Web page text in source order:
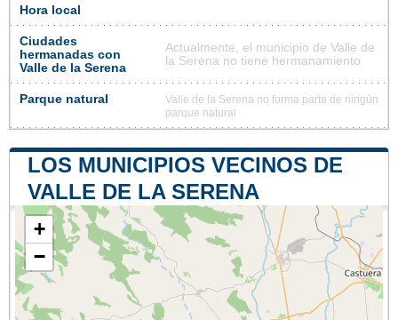
Hora local
Ciudades
hermanadas con
Valle de la Serena
Actualmente, el municipio de Valle de
la Serena no tiene hermanamiento
Parque natural
Valle de la Serena no forma parte de ningún
parque natural
LOS MUNICIPIOS VECINOS DE
VALLE DE LA SERENA
+
−